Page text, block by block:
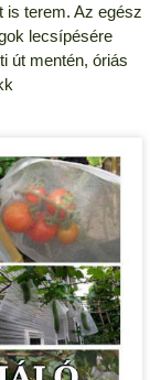
is terem. Az egész
lecsípésére
út mentén, óriás